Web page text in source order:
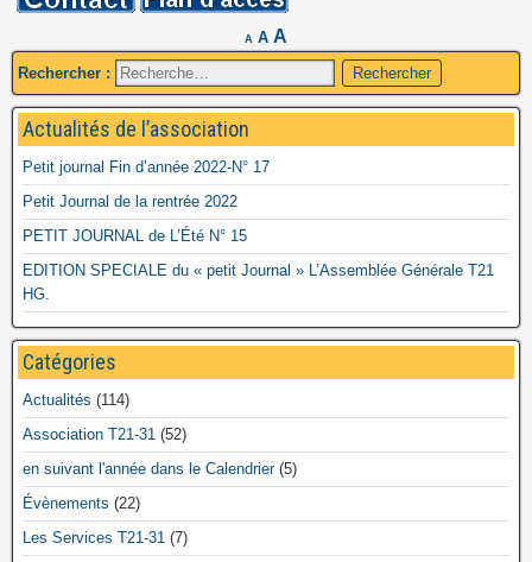
A A A
Rechercher :
Actualités de l’association
Petit journal Fin d’année 2022-N° 17
Petit Journal de la rentrée 2022
PETIT JOURNAL de L’Été N° 15
EDITION SPECIALE du « petit Journal » L’Assemblée Générale T21
HG.
Catégories
Actualités (114)
Association T21-31 (52)
en suivant l'année dans le Calendrier(5)
Évènements (22)
Les Services T21-31 (7)